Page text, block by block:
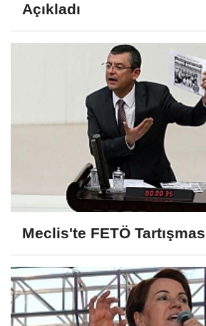
Açıkladı
Meclis'te FETÖ